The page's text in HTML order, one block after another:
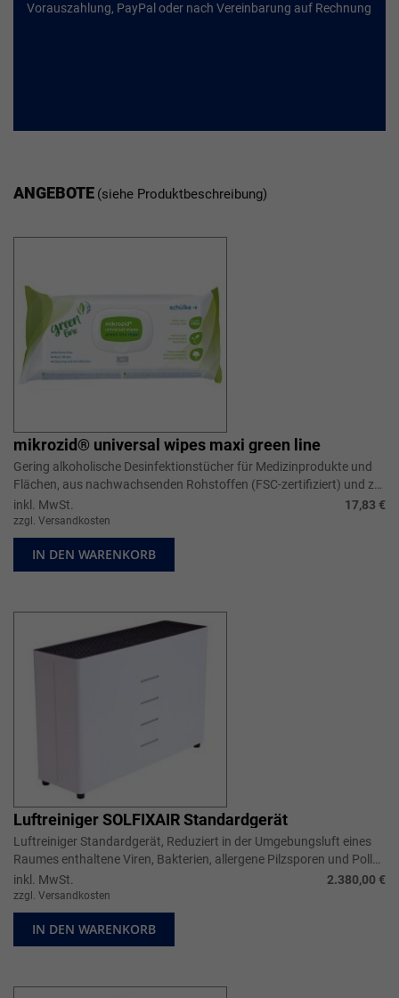
Vorauszahlung, PayPal oder nach Vereinbarung auf Rechnung
ANGEBOTE (siehe Produktbeschreibung)
mikrozid® universal wipes maxi green line
Gering alkoholische Desinfektionstücher für Medizinprodukte und
Flächen, aus nachwachsenden Rohstoffen (FSC-zertifiziert) und zu
100% plastikf...
inkl. MwSt. 17,83 €
zzgl. Versandkosten
IN DEN WARENKORB
Luftreiniger SOLFIXAIR Standardgerät
Luftreiniger Standardgerät, Reduziert in der Umgebungsluft eines
Raumes enthaltene Viren, Bakterien, allergene Pilzsporen und Pollen
um bis zu...
inkl. MwSt. 2.380,00 €
zzgl. Versandkosten
IN DEN WARENKORB